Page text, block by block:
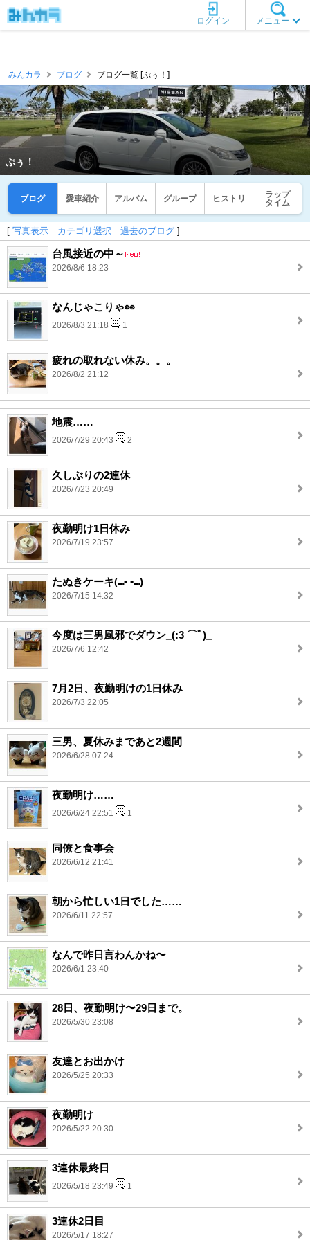
メニュー
ログイン
みんカラ ブログ ブログ一覧 [ぷぅ！]
ぷぅ！
ブログ 愛車紹介 アルバム グループ ヒストリ
ラップ
タイム
[ 写真表示 ｜ カテゴリ選択 ｜ 過去のブログ ]
台風接近の中～
2026/8/6 18:23
なんじゃこりゃ👀
2026/8/3 21:18 1
疲れの取れない休み。。。
2026/8/2 21:12
地震……
2026/7/29 20:43 2
久しぶりの2連休
2026/7/23 20:49
夜勤明け1日休み
2026/7/19 23:57
たぬきケーキ(⑉• •⑉)
2026/7/15 14:32
今度は三男風邪でダウン_(:3 ⌒ﾞ)_
2026/7/6 12:42
7月2日、夜勤明けの1日休み
2026/7/3 22:05
三男、夏休みまであと2週間
2026/6/28 07:24
夜勤明け……
2026/6/24 22:51 1
同僚と食事会
2026/6/12 21:41
朝から忙しい1日でした……
2026/6/11 22:57
なんで昨日言わんかね〜
2026/6/1 23:40
28日、夜勤明け〜29日まで。
2026/5/30 23:08
友達とお出かけ
2026/5/25 20:33
夜勤明け
2026/5/22 20:30
3連休最終日
2026/5/18 23:49 1
3連休2日目
2026/5/17 18:27